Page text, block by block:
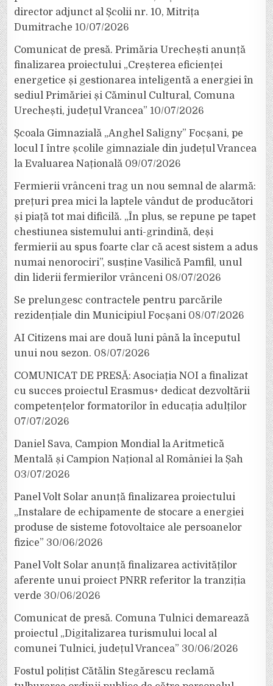
director adjunct al Școlii nr. 10, Mitrița
Dumitrache 10/07/2026
Comunicat de presă. Primăria Urechești anunță
finalizarea proiectului „Creșterea eficienței
energetice și gestionarea inteligentă a energiei în
sediul Primăriei și Căminul Cultural, Comuna
Urechești, județul Vrancea” 10/07/2026
Școala Gimnazială „Anghel Saligny” Focșani, pe
locul I între școlile gimnaziale din județul Vrancea
la Evaluarea Națională 09/07/2026
Fermierii vrânceni trag un nou semnal de alarmă:
prețuri prea mici la laptele vândut de producători
și piață tot mai dificilă. „În plus, se repune pe tapet
chestiunea sistemului anti-grindină, deși
fermierii au spus foarte clar că acest sistem a adus
numai nenorociri”, susține Vasilică Pamfil, unul
din liderii fermierilor vrânceni 08/07/2026
Se prelungesc contractele pentru parcările
rezidențiale din Municipiul Focșani 08/07/2026
AI Citizens mai are două luni până la începutul
unui nou sezon. 08/07/2026
COMUNICAT DE PRESĂ: Asociația NOI a finalizat
cu succes proiectul Erasmus+ dedicat dezvoltării
competențelor formatorilor în educația adulților
07/07/2026
Daniel Sava, Campion Mondial la Aritmetică
Mentală și Campion Național al României la Șah
03/07/2026
Panel Volt Solar anunță finalizarea proiectului
„Instalare de echipamente de stocare a energiei
produse de sisteme fotovoltaice ale persoanelor
fizice” 30/06/2026
Panel Volt Solar anunță finalizarea activităților
aferente unui proiect PNRR referitor la tranziția
verde 30/06/2026
Comunicat de presă. Comuna Tulnici demarează
proiectul „Digitalizarea turismului local al
comunei Tulnici, județul Vrancea” 30/06/2026
Fostul polițist Cătălin Stegărescu reclamă